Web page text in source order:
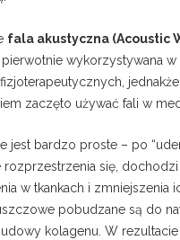
fala akustyczna (Acoustic
wykorzystywana
zaczęto używać fali w
jest bardzo proste – po
rozprzestrzenia się,
w tkankach i zmniejszenia
pobudzane są do
kolagenu. W